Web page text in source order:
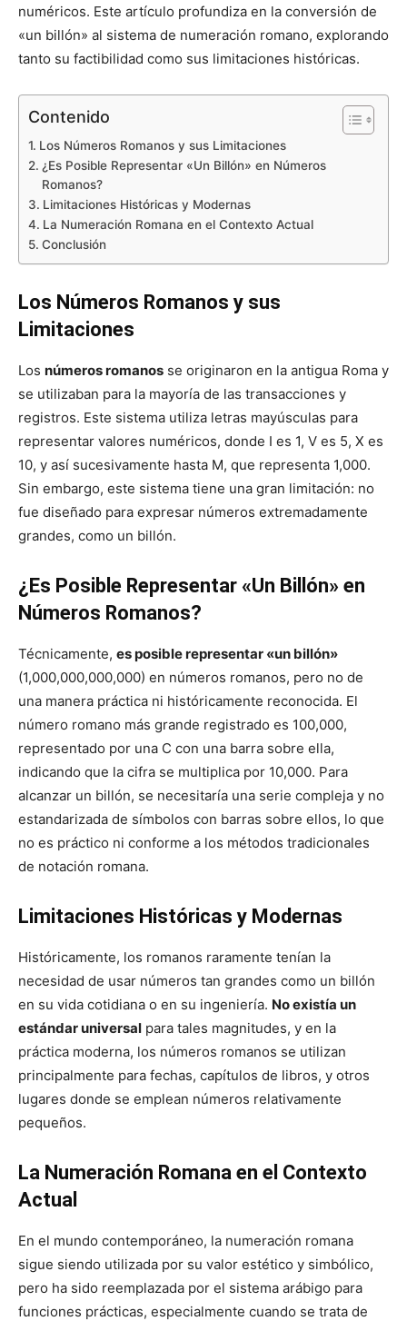
numéricos. Este artículo profundiza en la conversión de
«un billón» al sistema de numeración romano, explorando
tanto su factibilidad como sus limitaciones históricas.
Contenido
Los Números Romanos y sus Limitaciones
¿Es Posible Representar «Un Billón» en Números
Romanos?
Limitaciones Históricas y Modernas
La Numeración Romana en el Contexto Actual
Conclusión
Los Números Romanos y sus
Limitaciones
Los números romanos se originaron en la antigua Roma y
se utilizaban para la mayoría de las transacciones y
registros. Este sistema utiliza letras mayúsculas para
representar valores numéricos, donde I es 1, V es 5, X es
10, y así sucesivamente hasta M, que representa 1,000.
Sin embargo, este sistema tiene una gran limitación: no
fue diseñado para expresar números extremadamente
grandes, como un billón.
¿Es Posible Representar «Un Billón» en
Números Romanos?
Técnicamente, es posible representar «un billón»
(1,000,000,000,000) en números romanos, pero no de
una manera práctica ni históricamente reconocida. El
número romano más grande registrado es 100,000,
representado por una C con una barra sobre ella,
indicando que la cifra se multiplica por 10,000. Para
alcanzar un billón, se necesitaría una serie compleja y no
estandarizada de símbolos con barras sobre ellos, lo que
no es práctico ni conforme a los métodos tradicionales
de notación romana.
Limitaciones Históricas y Modernas
Históricamente, los romanos raramente tenían la
necesidad de usar números tan grandes como un billón
en su vida cotidiana o en su ingeniería. No existía un
estándar universal para tales magnitudes, y en la
práctica moderna, los números romanos se utilizan
principalmente para fechas, capítulos de libros, y otros
lugares donde se emplean números relativamente
pequeños.
La Numeración Romana en el Contexto
Actual
En el mundo contemporáneo, la numeración romana
sigue siendo utilizada por su valor estético y simbólico,
pero ha sido reemplazada por el sistema arábigo para
funciones prácticas, especialmente cuando se trata de